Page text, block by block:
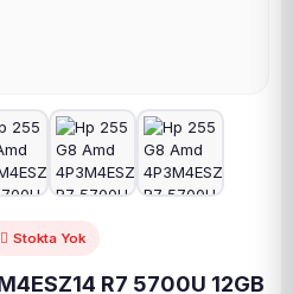
Stokta Yok
R7 5700U 12GB